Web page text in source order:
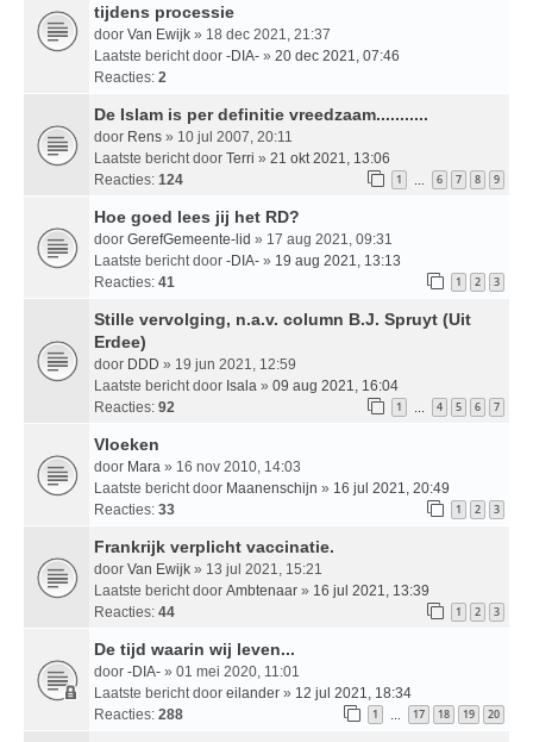
tijdens processie
door Van Ewijk » 18 dec 2021, 21:37
Laatste bericht door -DIA- » 20 dec 2021, 07:46
Reacties: 2
De Islam is per definitie vreedzaam...........
door Rens » 10 jul 2007, 20:11
Laatste bericht door Terri » 21 okt 2021, 13:06
Reacties: 124 1 … 6 7 8 9
Hoe goed lees jij het RD?
door GerefGemeente-lid » 17 aug 2021, 09:31
Laatste bericht door -DIA- » 19 aug 2021, 13:13
Reacties: 41 1 2 3
Stille vervolging, n.a.v. column B.J. Spruyt (Uit
Erdee)
door DDD » 19 jun 2021, 12:59
Laatste bericht door Isala » 09 aug 2021, 16:04
Reacties: 92 1 … 4 5 6 7
Vloeken
door Mara » 16 nov 2010, 14:03
Laatste bericht door Maanenschijn » 16 jul 2021, 20:49
Reacties: 33 1 2 3
Frankrijk verplicht vaccinatie.
door Van Ewijk » 13 jul 2021, 15:21
Laatste bericht door Ambtenaar » 16 jul 2021, 13:39
Reacties: 44 1 2 3
De tijd waarin wij leven...
door -DIA- » 01 mei 2020, 11:01
Laatste bericht door eilander » 12 jul 2021, 18:34
Reacties: 288 1 … 17 18 19 20